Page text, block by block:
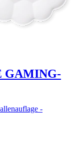
GAMING-
-